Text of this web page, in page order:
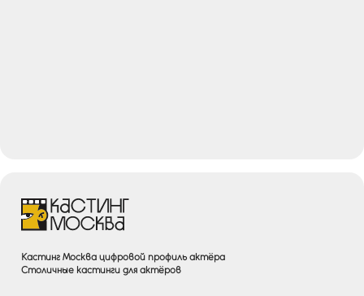
Кастинг Москва цифровой профиль актёра
Столичные кастинги для актёров